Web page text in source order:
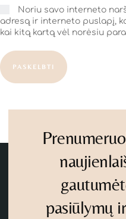
Noriu savo interneto
adresą ir interneto puslapį,
kai kitą kartą vėl norėsiu
PASKELBTI
pasiūlymų